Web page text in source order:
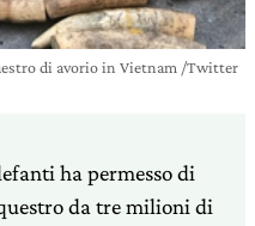
di avorio in Vietnam /Twitter
ha permesso di
da tre milioni di